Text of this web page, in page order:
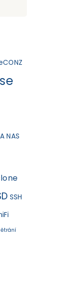
NAS
SSH